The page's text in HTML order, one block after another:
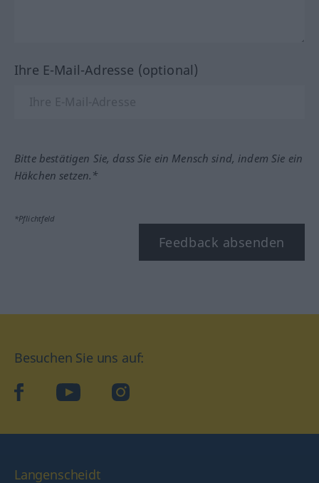
Ihre E-Mail-Adresse (optional)
Bitte bestätigen Sie, dass Sie ein Mensch sind, indem Sie ein
Häkchen setzen.*
*Pflichtfeld
Feedback absenden
Besuchen Sie uns auf:
facebook YouTube Instagram
Langenscheidt